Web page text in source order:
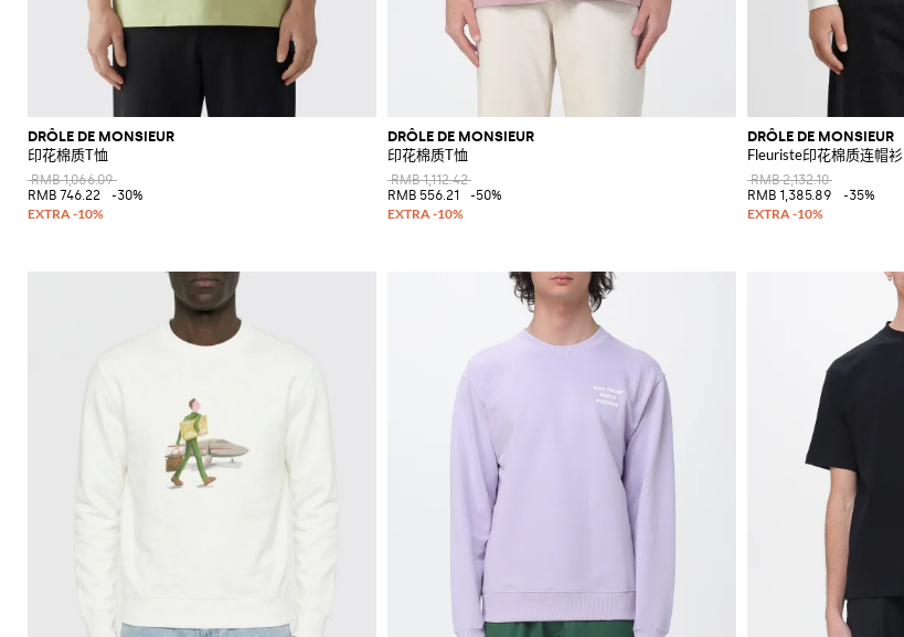
DRÔLE DE MONSIEUR
印花棉质T恤
RMB 1,066.09
RMB 746.22
-30%
DRÔLE DE MONSIEUR
印花棉质T恤
RMB 1,112.42
RMB 556.21
-50%
DRÔLE DE MONSIEUR
Fleuriste印花棉质连帽衫
RMB 2,132.10
RMB 1,385.89
-35%